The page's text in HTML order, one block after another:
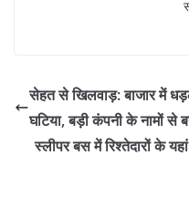
सेहत से खिलवाड़: बाजार में
घटिया, बड़ी कंपनी के नामों
स्लीपर बस में रिश्तेदारों के